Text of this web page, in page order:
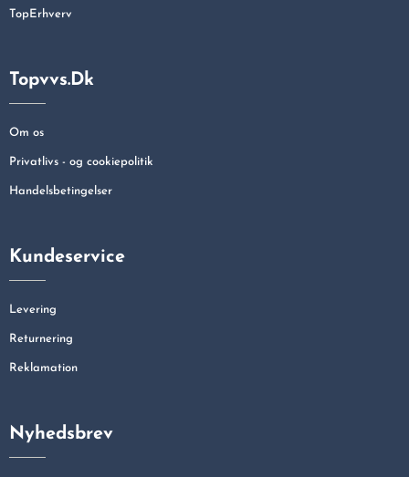
TopErhverv
Topvvs.dk
Om os
Privatlivs - og cookiepolitik
Handelsbetingelser
Kundeservice
Levering
Returnering
Reklamation
Nyhedsbrev